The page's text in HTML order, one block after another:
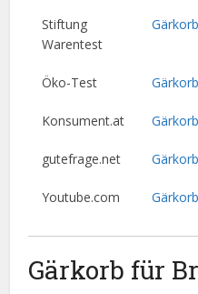
Stiftung
Warentest
Öko-Test
Konsument.at
gutefrage.net
Youtube.com
Gärkorb für